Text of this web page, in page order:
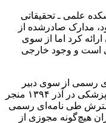
علمی ـ تحقیقاتی
مدارک صادرشده از
کرد اما از سوی
است و وجود خارجی
رسمی از سوی دبیر
وقت شورای گسترش دانشگاه‌های علوم پزشکی در آذر ۱۳۹۴ منجر
طی نامه‌ای رسمی
هیچ‌گونه مجوزی از